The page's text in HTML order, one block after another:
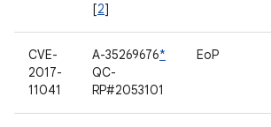
[2]
CVE-
2017-
11041
A-35269676*
QC-
RP#2053101
EoP